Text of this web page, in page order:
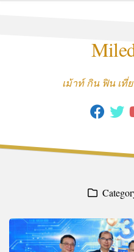
เม้าท์ กิน ฟิน เที่